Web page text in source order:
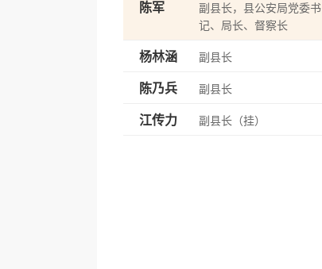
陈军
副县长，县公安局党委书
记、局长、督察长
杨林涵 副县长
陈乃兵 副县长
江传力 副县长（挂）